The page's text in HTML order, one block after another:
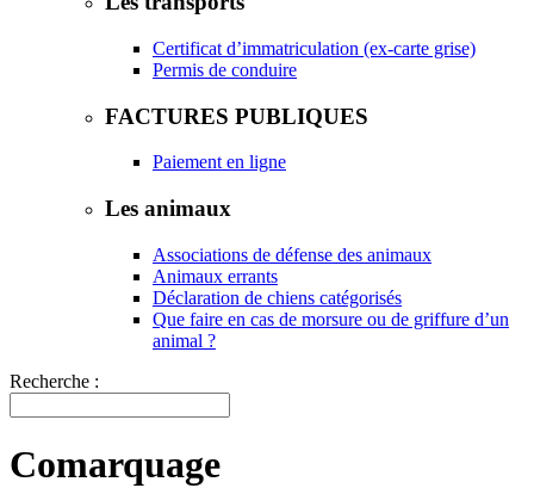
Certificat d’immatriculation (ex-carte grise)
Permis de conduire
FACTURES PUBLIQUES
Paiement en ligne
Les animaux
Associations de défense des animaux
Animaux errants
Déclaration de chiens catégorisés
Que faire en cas de morsure ou de griffure d’un
animal ?
Recherche :
Comarquage